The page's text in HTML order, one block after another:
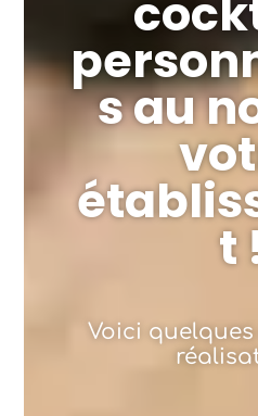
s au
t
Voici quelques